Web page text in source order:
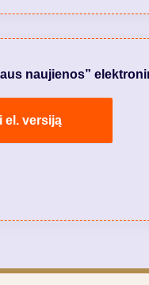
naujienos”
el. versiją